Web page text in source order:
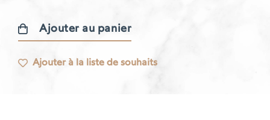
quantité
de
Ajouter au panier
Ajouter à la liste de souhaits